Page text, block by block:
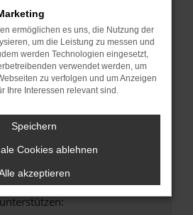
dein Browser und dein
auf dem neuesten Stand
birgt nicht nur ein
sondern kann auch dazu
Funktionen nicht mehr
den Webseitenbetreiber.
uns bitte. Wir werden
zu beheben. Du kannst
um uns bei der
ermöglichen es uns, die Nutzung der
um die Leistung zu messen und
werden Technologien eingesetzt,
verwendet werden, um
zu verfolgen und um Anzeigen
Ihre Interessen relevant sind.
Speichern
Cookies ablehnen
akzeptieren